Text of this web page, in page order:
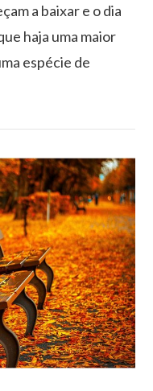
a baixar e o dia
haja uma maior
espécie de